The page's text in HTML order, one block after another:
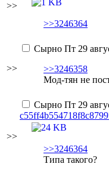
>>
>>3246364
>>
Сырно Пт 29
>>3246358
Мод-тян не
>>
Сырно Пт 29
>>3246364
Типа такого?